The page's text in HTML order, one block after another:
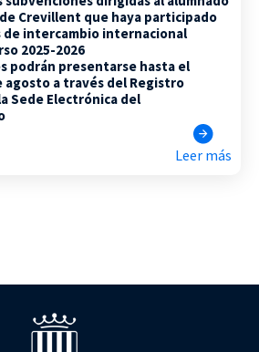
Crevillent que haya participado
de intercambio internacional
2025-2026
podrán presentarse hasta el
agosto a través del Registro
Sede Electrónica del
Leer más